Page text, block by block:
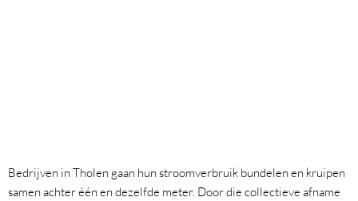
Bedrijven in Tholen gaan hun stroomverbruik bundelen en kruipen
samen achter één en dezelfde meter. Door die collectieve afname